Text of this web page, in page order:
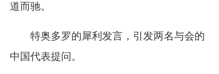
道而驰。
特奥多罗的犀利发言，引发两名与会的
中国代表提问。